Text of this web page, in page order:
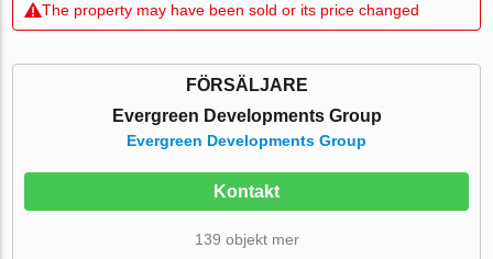
The property may have been sold or its price changed
FÖRSÄLJARE
Evergreen Developments Group
Evergreen Developments Group
Kontakt
139 objekt mer